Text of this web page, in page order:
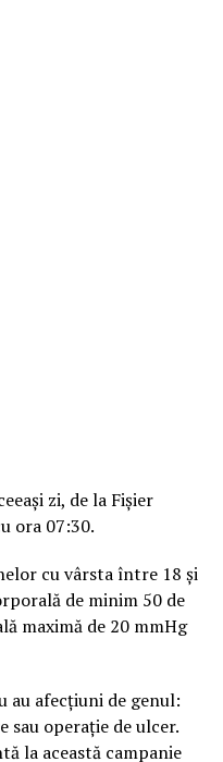
zi, de la Fişier
ora 07:30.
cu vârsta între 18 și
de minim 50 de
maximă de 20 mmHg
au afecțiuni de genul:
sau operație de ulcer.
la această campanie